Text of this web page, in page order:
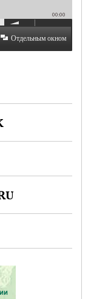
00:00
Отдельным окном